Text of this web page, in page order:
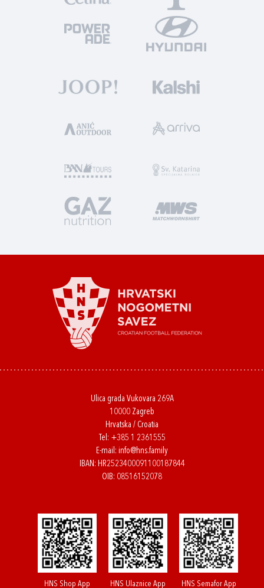
Ulica grada Vukovara 269A
10000 Zagreb
Hrvatska / Croatia
Tel: +385 1 2361555
E-mail: info@hns.family
IBAN: HR2523400091100187844
OIB: 08516152078
HNS Shop App HNS Ulaznice App HNS Semafor App